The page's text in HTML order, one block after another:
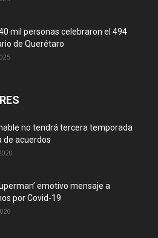
mil personas celebraron el 494
de Querétaro
no tendrá tercera temporada
de acuerdos
emotivo mensaje a
por Covid-19